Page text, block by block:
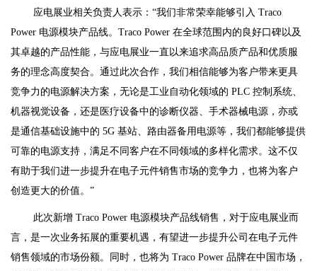
应电展业相关负责人表示：“我们非常荣幸能够引入 Traco
Power 电源模块产品线。Traco Power 在全球范围内的良好口碑以及
其卓越的产品性能，与应电展业一直以来追求高品质产品和优质服
务的理念高度契合。通过此次合作，我们相信能够为客户带来更具
竞争力的电源解决方案，无论是工业自动化领域的 PLC 控制系统、
机器视觉设备，还是医疗设备中的诊断仪器、手术器械电源，亦或
是通信基础设施中的 5G 基站、路由器备用电源等，我们都能够提供
可靠的电源支持，满足不同客户在不同领域的多样化需求。这不仅
有助于我们进一步提升在电子元件销售市场的竞争力，也将为客户
创造更大的价值。”
此次新增 Traco Power 电源模块产品线销售，对于应电展业而
言，是一次业务拓展的重要机遇，有望进一步提升公司在电子元件
销售领域的市场份额。同时，也将为 Traco Power 品牌在中国市场，